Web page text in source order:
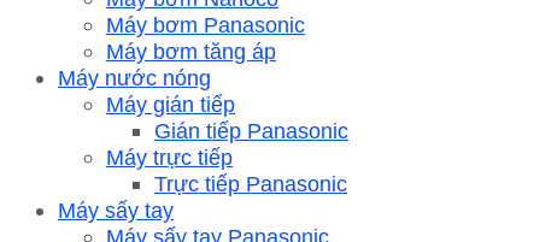
Máy bơm Panasonic
Máy bơm tăng áp
Máy nước nóng
Máy gián tiếp
Gián tiếp Panasonic
Máy trực tiếp
Trực tiếp Panasonic
Máy sấy tay
Máy sấy tay Panasonic